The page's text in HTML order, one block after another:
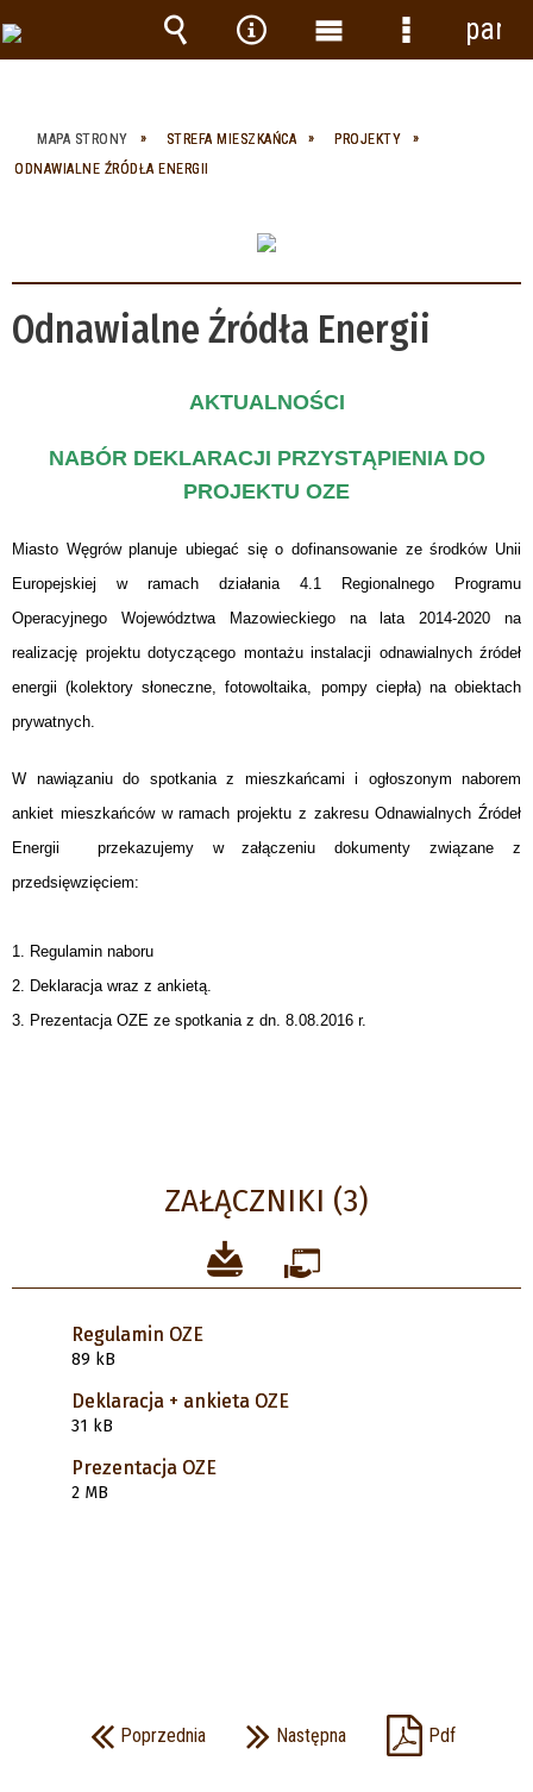
MAPA STRONY STREFA MIESZKAŃCA
PROJEKTY
ODNAWIALNE ŹRÓDŁA ENERGII
Odnawialne Źródła Energii
AKTUALNOŚCI
NABÓR DEKLARACJI PRZYSTĄPIENIA DO
PROJEKTU OZE
Miasto Węgrów planuje ubiegać się o dofinansowanie ze środków Unii
Europejskiej w ramach działania 4.1 Regionalnego Programu
Operacyjnego Województwa Mazowieckiego na lata 2014-2020 na
realizację projektu dotyczącego montażu instalacji odnawialnych źródeł
energii (kolektory słoneczne, fotowoltaika, pompy ciepła) na obiektach
prywatnych.
W nawiązaniu do spotkania z mieszkańcami i ogłoszonym naborem
ankiet mieszkańców w ramach projektu z zakresu Odnawialnych Źródeł
Energii przekazujemy w załączeniu dokumenty związane z
przedsięwzięciem:
1. Regulamin naboru
2. Deklaracja wraz z ankietą.
3. Prezentacja OZE ze spotkania z dn. 8.08.2016 r.
ZAŁĄCZNIKI (3)
Regulamin OZE
89 kB
Deklaracja + ankieta OZE
31 kB
Prezentacja OZE
2 MB
Poprzednia Następna Pdf
Wyszukiwarka
Narzędzia
Menu Menu
panel